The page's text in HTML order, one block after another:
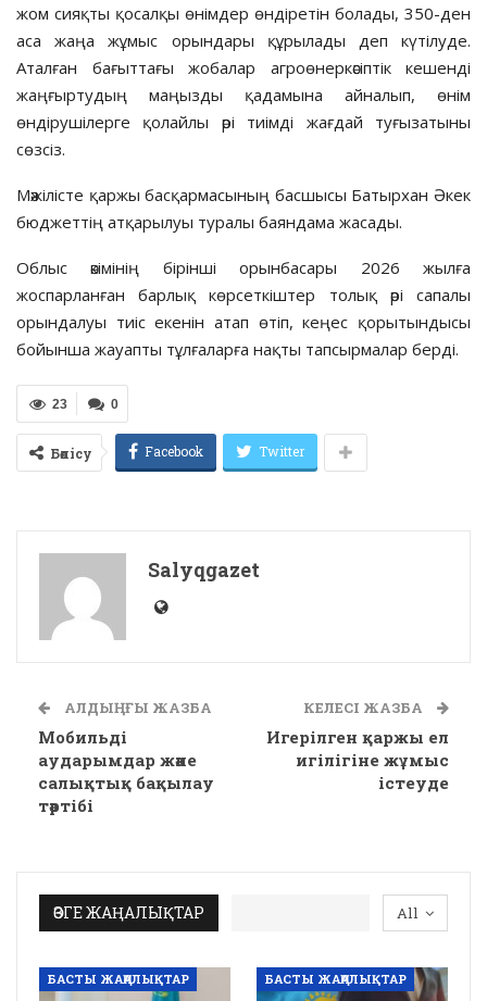
жом сияқты қосалқы өнімдер өндіретін болады, 350-ден
аса жаңа жұмыс орындары құрылады деп күтілуде.
Аталған бағыттағы жобалар агроөнеркәсіптік кешенді
жаңғыртудың маңызды қадамына айналып, өнім
өндірушілерге қолайлы әрі тиімді жағдай туғызатыны
сөзсіз.
Мәжілісте қаржы басқармасының басшысы Батырхан Әкек
бюджеттің атқарылуы туралы баяндама жасады.
Облыс әкімінің бірінші орынбасары 2026 жылға
жоспарланған барлық көрсеткіштер толық әрі сапалы
орындалуы тиіс екенін атап өтіп, кеңес қорытындысы
бойынша жауапты тұлғаларға нақты тапсырмалар берді.
0
23
Бөлісу Facebook Twitter
Salyqgazet
АЛДЫҢҒЫ ЖАЗБА
Мобильді
аударымдар және
салықтық бақылау
тәртібі
КЕЛЕСІ ЖАЗБА
Игерілген қаржы ел
игілігіне жұмыс
істеуде
All
ӨЗГЕ ЖАҢАЛЫҚТАР
БАСТЫ ЖАҢАЛЫҚТАР БАСТЫ ЖАҢАЛЫҚТАР